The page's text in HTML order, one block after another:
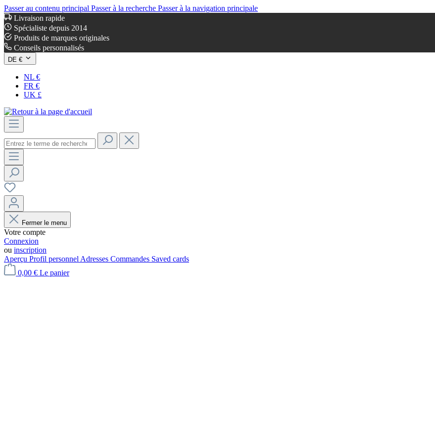
Passer au contenu principal Passer à la recherche Passer à la navigation principale
Livraison rapide
Spécialiste depuis 2014
Produits de marques originales
Conseils personnalisés
DE €
NL €
FR €
UK £
Fermer le menu
Votre compte
Connexion
ou inscription
Aperçu Profil personnel Adresses Commandes Saved cards
0,00 € Le panier